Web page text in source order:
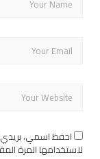
احفظ اسمي، بريدي
لاستخدامها المرة